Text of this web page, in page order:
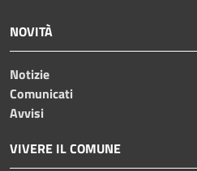
NOVITÀ
Notizie
Comunicati
Avvisi
VIVERE IL COMUNE